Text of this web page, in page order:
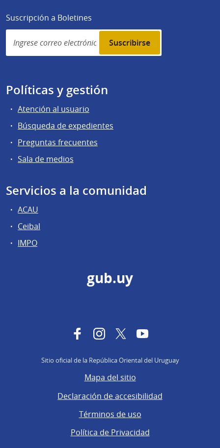
Suscripción a Boletines
Simplenews
subscription
Políticas y gestión
Atención al usuario
Búsqueda de expedientes
Preguntas frecuentes
Sala de medios
Servicios a la comunidad
ACAU
Ceibal
IMPO
gub.uy
FacebookInstagram
TwitterYouTube
Sitio oficial de la República Oriental del Uruguay
Mapa del sitio
Declaración de accesibilidad
Términos de uso
Política de Privacidad